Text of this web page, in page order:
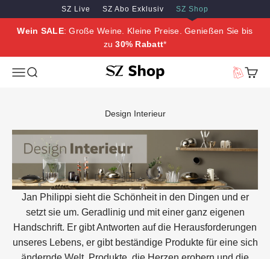
Zum Inhalt springen
Zum Hauptinhalt springen
SZ Live SZ Abo Exklusiv SZ Shop
Wein SALE: Große Weine. Kleine Preise. Genießen Sie bis
zu30% Rabatt*
MenüSuche SZ Erleben
Design Interieur
Jan Philippi sieht die Schönheit in den Dingen und er
setzt sie um. Geradlinig und mit einer ganz eigenen
Handschrift. Er gibt Antworten auf die Herausforderungen
unseres Lebens, er gibt beständige Produkte für eine sich